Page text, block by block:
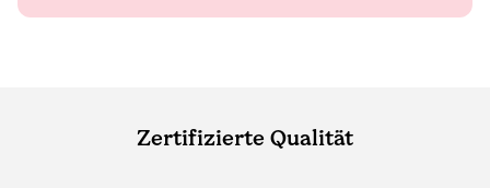
Zertifizierte Qualität